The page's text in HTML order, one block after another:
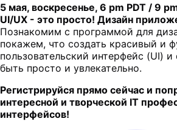
5 мая, воскресенье, 6 pm PDT / 9
UI/UX - это просто! Дизайн
Познакомим с программой для
покажем, что создать красивый и
пользовательский интерфейс (UI)
быть просто и увлекательно.
Регистрируйся прямо сейчас и
интересной и творческой IT
интерфейсов!